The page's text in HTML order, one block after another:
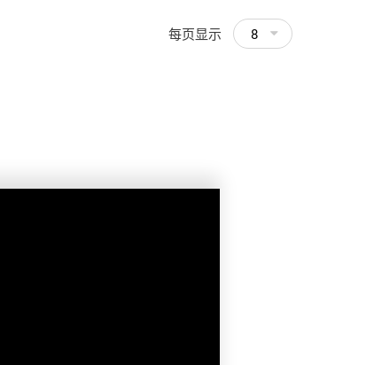
每页显示 8